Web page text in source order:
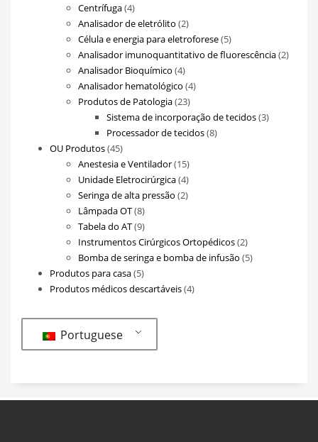
Centrífuga 44
produtos
Analisador de eletrólito 22
produtos
Célula e energia para eletroforese 55
produtos
Analisador imunoquantitativo de fluorescência 22
Analisador Bioquímico 44
produtos
Analisador hematológico 44
Produtos de Patologia 2323
produtos
Sistema de incorporação de tecidos 33
Processador de tecidos 88
OU Produtos 4545
produtos
Anestesia e Ventilador 1515
produtos
Unidade Eletrocirúrgica 44
produtos
Seringa de alta pressão 22
Lâmpada OT 88
produtos
Tabela do AT 99
produtos
Instrumentos Cirúrgicos Ortopédicos 22
produtos
Bomba de seringa e bomba de infusão 55
Produtos para casa 55
produtos
Produtos médicos descartáveis 44
Portuguese